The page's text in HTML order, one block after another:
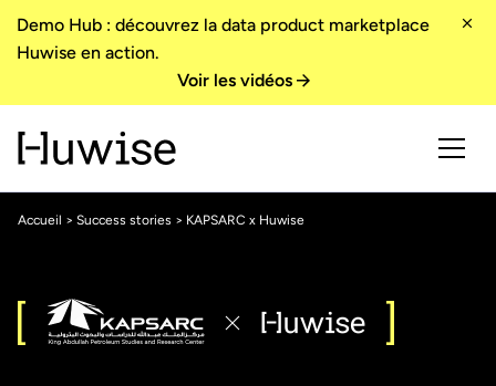
Demo Hub : découvrez la data product marketplace
Huwise en action.
Voir les vidéos
Accueil > Success stories > KAPSARC x Huwise